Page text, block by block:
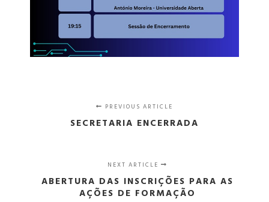
PREVIOUS ARTICLE
SECRETARIA ENCERRADA
NEXT ARTICLE
ABERTURA DAS INSCRIÇÕES PARA AS
AÇÕES DE FORMAÇÃO